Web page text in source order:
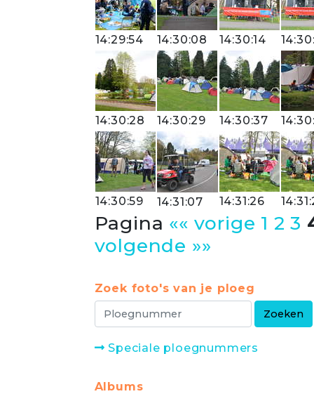
14:29:54 14:30:08 14:30:14
14:30:28 14:30:29 14:30:37
14:30:59 14:31:07 14:31:26
Pagina «« vorige 1 2 3
volgende »»
Zoek foto's van je ploeg
Speciale ploegnummers
Albums